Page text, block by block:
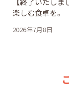
楽しむ食卓を。
2026年7月8日